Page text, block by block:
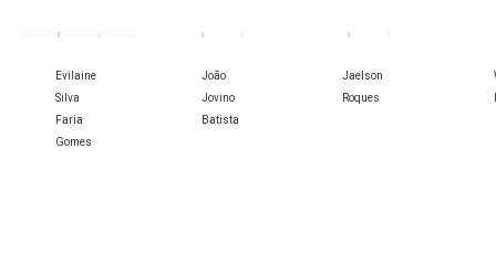
Evilaine
Silva
Faria
Gomes
João
Jovino
Batista
Jaelson
Roques